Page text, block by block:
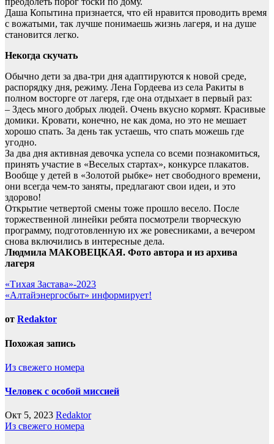
Даша Копытина признается, что ей нравится проводить время
с вожатыми, так лучше понимаешь жизнь лагеря, и на душе
становится легко.
Некогда скучать
Обычно дети за два-три дня адаптируются к новой среде,
распорядку дня, режиму. Лена Гордеева из села Ракиты в
полном восторге от лагеря, где она отдыхает в первый раз:
– Здесь много добрых людей. Очень вкусно кормят. Красивые
домики. Кровати, конечно, не как дома, но это не мешает
хорошо спать. За день так устаешь, что спать можешь где
угодно.
За два дня активная девочка успела со всеми познакомиться,
принять участие в «Веселых стартах», конкурсе плакатов.
Вообще у детей в «Золотой рыбке» нет свободного времени,
они всегда чем-то заняты, предлагают свои идеи, и это
здорово!
Открытие четвертой смены тоже прошло весело. После
торжественной линейки ребята посмотрели творческую
программу, подготовленную их же ровесниками, а вечером
снова включились в интересные дела.
Людмила МАКОВЕЦКАЯ. Фото автора и из архива
лагеря
Навигация
по
записям
«Тихая Застава»-2023
«Алтайэнергосбыт» информирует!
от Redaktor
Похожая запись
Из свежего номера
Человек с особой миссией
Окт 5, 2023 Redaktor
Из свежего номера